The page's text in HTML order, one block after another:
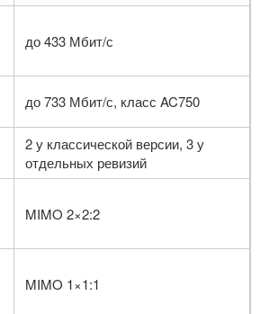
до 433 Мбит/с
до 733 Мбит/с, класс AC750
2 у классической версии, 3 у
отдельных ревизий
MIMO 2×2:2
MIMO 1×1:1